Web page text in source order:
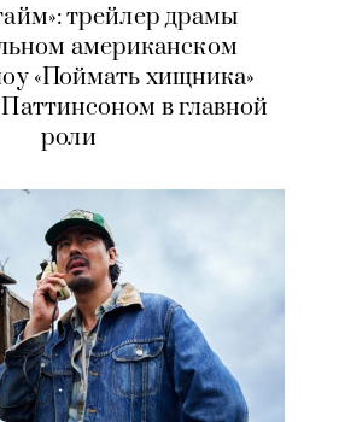
трейлер драмы
американском
«Поймать хищника»
в главной
роли